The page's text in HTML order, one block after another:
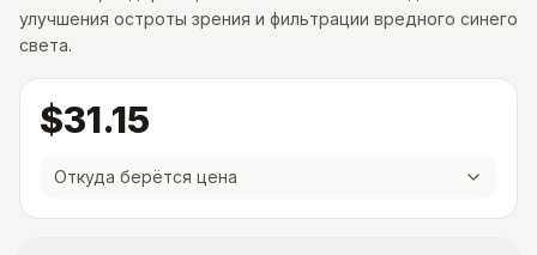
улучшения остроты зрения и фильтрации вредного синего
света.
$31.15
Откуда берётся цена